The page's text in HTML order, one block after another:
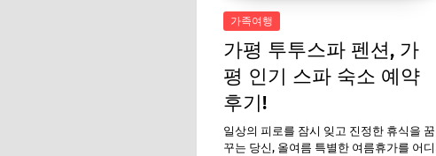
가족여행
가평 투투스파 펜션, 가
평 인기 스파 숙소 예약
후기!
일상의 피로를 잠시 잊고 진정한 휴식을 꿈
꾸는 당신, 올여름 특별한 여름휴가를 어디